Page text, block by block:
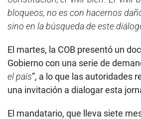
bloqueos, no es con hacernos
sino en la búsqueda de este
El martes, la COB presentó un
Gobierno con una serie de
el país”, a lo que las autoridades
una invitación a dialogar esta
El mandatario, que lleva siete